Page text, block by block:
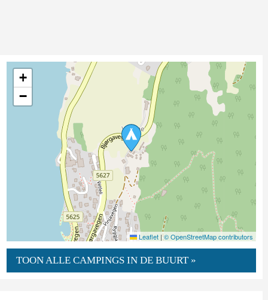
+
−
Leaflet | © OpenStreetMap contributors
TOON ALLE CAMPINGS IN DE BUURT »